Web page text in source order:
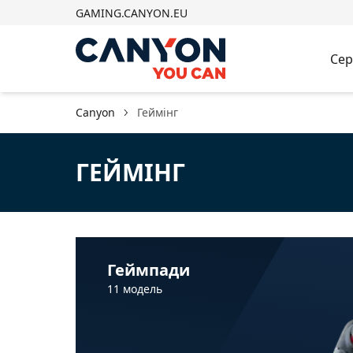
GAMING.CANYON.EU
Canyon Геймінг
ГЕЙМІНГ
Геймпади
11 модель